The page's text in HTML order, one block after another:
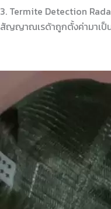
3. Termite Detection
สัญญาณเรด้าถูกตั้งค่ามาเป็